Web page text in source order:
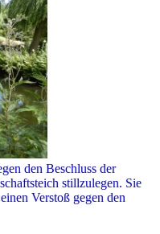
den Beschluss der
stillzulegen. Sie
Verstoß gegen den